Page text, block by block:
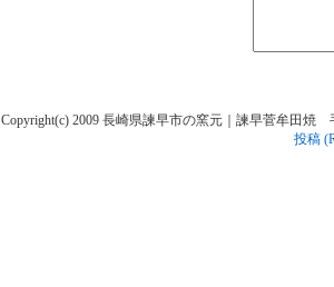
Copyright(c) 2009 長崎県諫早市の窯元｜諫早菅牟田焼
投稿